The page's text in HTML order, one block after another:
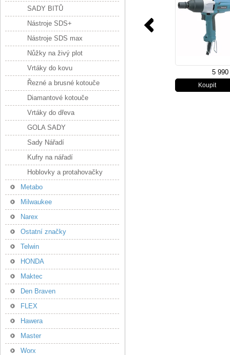
5
SADY BITŮ
Nástroje SDS+
Nástroje SDS max
Nůžky na živý plot
Vrtáky do kovu
Řezné a brusné kotouče
Diamantové kotouče
Vrtáky do dřeva
GOLA SADY
Sady Nářadí
Kufry na nářadí
Hoblovky a protahovačky
Metabo
Milwaukee
Narex
Ostatní značky
Telwin
HONDA
Maktec
Den Braven
FLEX
Hawera
Master
Worx